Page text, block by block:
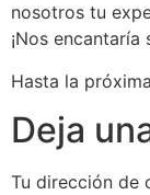
nosotros tu
¡Nos
Hasta la
Deja
Tu dirección de